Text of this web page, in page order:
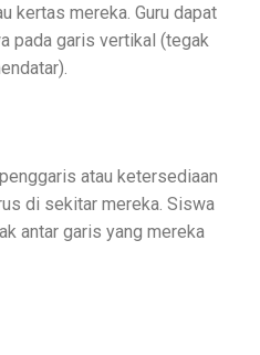
kertas mereka. Guru dapat
pada garis vertikal (tegak
atau ketersediaan
di sekitar mereka. Siswa
antar garis yang mereka